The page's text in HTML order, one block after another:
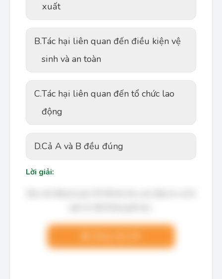
xuất
B.Tác hại liên quan đến điều kiện vệ
sinh và an toàn
C.Tác hại liên quan đến tổ chức lao
động
D.Cả A và B đều đúng
Lời giải: